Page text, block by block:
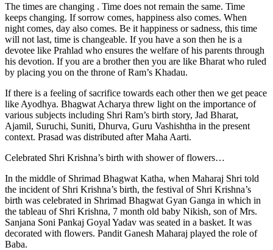
The times are changing . Time does not remain the same. Time
keeps changing. If sorrow comes, happiness also comes. When
night comes, day also comes. Be it happiness or sadness, this time
will not last, time is changeable. If you have a son then he is a
devotee like Prahlad who ensures the welfare of his parents through
his devotion. If you are a brother then you are like Bharat who ruled
by placing you on the throne of Ram’s Khadau.
If there is a feeling of sacrifice towards each other then we get peace
like Ayodhya. Bhagwat Acharya threw light on the importance of
various subjects including Shri Ram’s birth story, Jad Bharat,
Ajamil, Suruchi, Suniti, Dhurva, Guru Vashishtha in the present
context. Prasad was distributed after Maha Aarti.
Celebrated Shri Krishna’s birth with shower of flowers…
In the middle of Shrimad Bhagwat Katha, when Maharaj Shri told
the incident of Shri Krishna’s birth, the festival of Shri Krishna’s
birth was celebrated in Shrimad Bhagwat Gyan Ganga in which in
the tableau of Shri Krishna, 7 month old baby Nikish, son of Mrs.
Sanjana Soni Pankaj Goyal Yadav was seated in a basket. It was
decorated with flowers. Pandit Ganesh Maharaj played the role of
Baba.